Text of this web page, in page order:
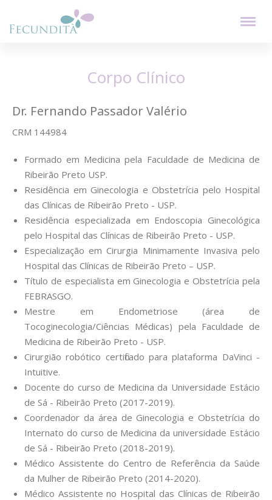
Corpo Clínico
Dr. Fernando Passador Valério
CRM 144984
Formado em Medicina pela Faculdade de Medicina de
Ribeirão Preto USP.
Residência em Ginecologia e Obstetrícia pelo Hospital
das Clínicas de Ribeirão Preto - USP.
Residência especializada em Endoscopia Ginecológica
pelo Hospital das Clínicas de Ribeirão Preto - USP.
Especialização em Cirurgia Minimamente Invasiva pelo
Hospital das Clínicas de Ribeirão Preto – USP.
Título de especialista em Ginecologia e Obstetrícia pela
FEBRASGO.
Mestre em Endometriose (área de
Tocoginecologia/Ciências Médicas) pela Faculdade de
Medicina de Ribeirão Preto - USP.
Cirurgião robótico certificado para plataforma DaVinci -
Intuitive.
Docente do curso de Medicina da Universidade Estácio
de Sá - Ribeirão Preto (2017-2019).
Coordenador da área de Ginecologia e Obstetrícia do
Internato do curso de Medicina da universidade Estácio
de Sá - Ribeirão Preto (2018-2019).
Médico Assistente do Centro de Referência da Saúde
da Mulher de Ribeirão Preto (2014-2020).
Médico Assistente no Hospital das Clínicas de Ribeirão